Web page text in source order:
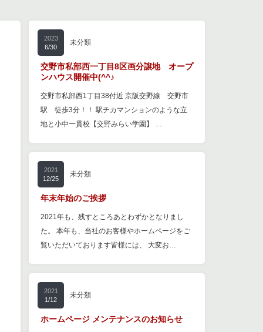
2023
6/30
未分類
交野市私部西一丁目8区画分譲地 オープ
ンハウス開催中(^^♪
交野市私部西1丁目38付近 京阪交野線 交野市
駅 徒歩3分！！ 駅チカマンションのような立
地と小中一貫校【交野みらい学園】 …
2021
12/25
未分類
年末年始のご挨拶
2021年も、残すところあとわずかとなりまし
た。 本年も、当社のお客様やホームページをご
覧いただいております皆様には、 大変お…
2021
1/12
未分類
ホームページ メンテナンスのお知らせ